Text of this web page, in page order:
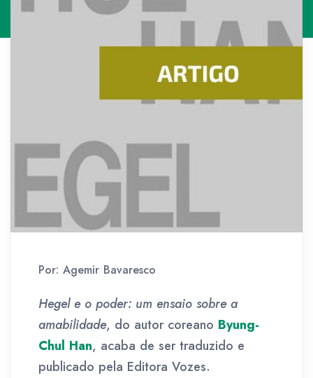
Por: Agemir Bavaresco
Hegel e o poder: um ensaio sobre a
amabilidade, do autor coreano Byung-
Chul Han, acaba de ser traduzido e
publicado pela Editora Vozes.